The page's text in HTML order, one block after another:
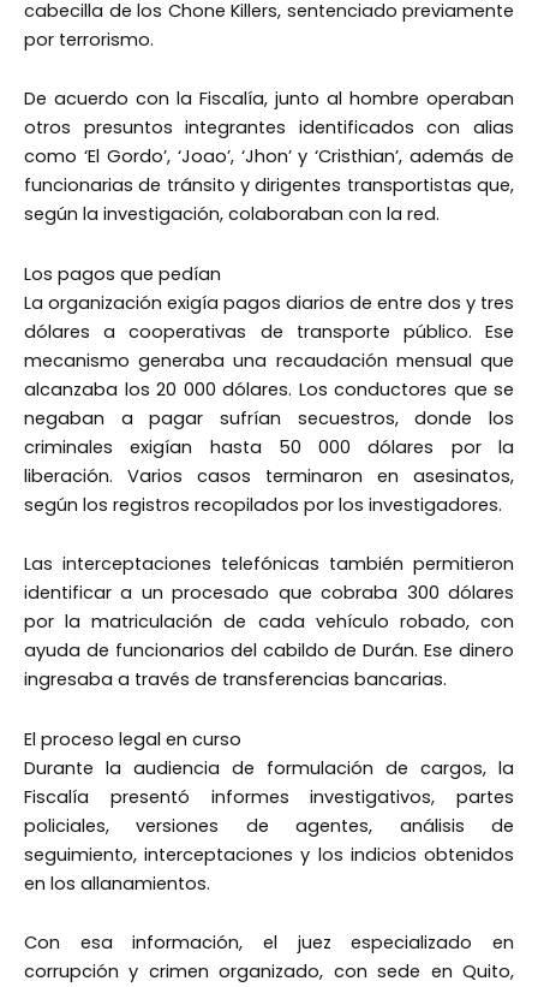
cabecilla de los Chone Killers, sentenciado previamente
por terrorismo.
De acuerdo con la Fiscalía, junto al hombre operaban
otros presuntos integrantes identificados con alias
como ‘El Gordo’, ‘Joao’, ‘Jhon’ y ‘Cristhian’, además de
funcionarias de tránsito y dirigentes transportistas que,
según la investigación, colaboraban con la red.
Los pagos que pedían
La organización exigía pagos diarios de entre dos y tres
dólares a cooperativas de transporte público. Ese
mecanismo generaba una recaudación mensual que
alcanzaba los 20 000 dólares. Los conductores que se
negaban a pagar sufrían secuestros, donde los
criminales exigían hasta 50 000 dólares por la
liberación. Varios casos terminaron en asesinatos,
según los registros recopilados por los investigadores.
Las interceptaciones telefónicas también permitieron
identificar a un procesado que cobraba 300 dólares
por la matriculación de cada vehículo robado, con
ayuda de funcionarios del cabildo de Durán. Ese dinero
ingresaba a través de transferencias bancarias.
El proceso legal en curso
Durante la audiencia de formulación de cargos, la
Fiscalía presentó informes investigativos, partes
policiales, versiones de agentes, análisis de
seguimiento, interceptaciones y los indicios obtenidos
en los allanamientos.
Con esa información, el juez especializado en
corrupción y crimen organizado, con sede en Quito,